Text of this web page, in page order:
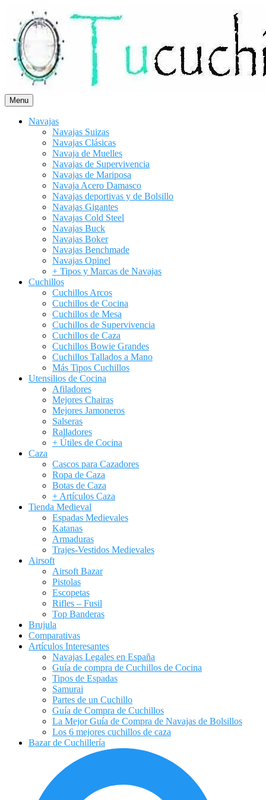
contenido
Menu
Navajas
Navajas Suizas
Navajas Clásicas
Navaja de Muelles
Navajas de Supervivencia
Navajas de Mariposa
Navaja Acero Damasco
Navajas deportivas y de Bolsillo
Navajas Gigantes
Navajas Cold Steel
Navajas Buck
Navajas Boker
Navajas Benchmade
Navajas Opinel
+ Tipos y Marcas de Navajas
Cuchillos
Cuchillos Arcos
Cuchillos de Cocina
Cuchillos de Mesa
Cuchillos de Supervivencia
Cuchillos de Caza
Cuchillos Bowie Grandes
Cuchillos Tallados a Mano
Más Tipos Cuchillos
Utensilios de Cocina
Afiladores
Mejores Chairas
Mejores Jamoneros
Salseras
Ralladores
+ Útiles de Cocina
Caza
Cascos para Cazadores
Ropa de Caza
Botas de Caza
+ Artículos Caza
Tienda Medieval
Espadas Medievales
Katanas
Armaduras
Trajes-Vestidos Medievales
Airsoft
Airsoft Bazar
Pistolas
Escopetas
Rifles – Fusil
Top Banderas
Brujula
Comparativas
Artículos Interesantes
Navajas Legales en España
Guía de compra de Cuchillos de Cocina
Tipos de Espadas
Samurai
Partes de un Cuchillo
Guía de Compra de Cuchillos
La Mejor Guía de Compra de Navajas de Bolsillos
Los 6 mejores cuchillos de caza
Bazar de Cuchillería